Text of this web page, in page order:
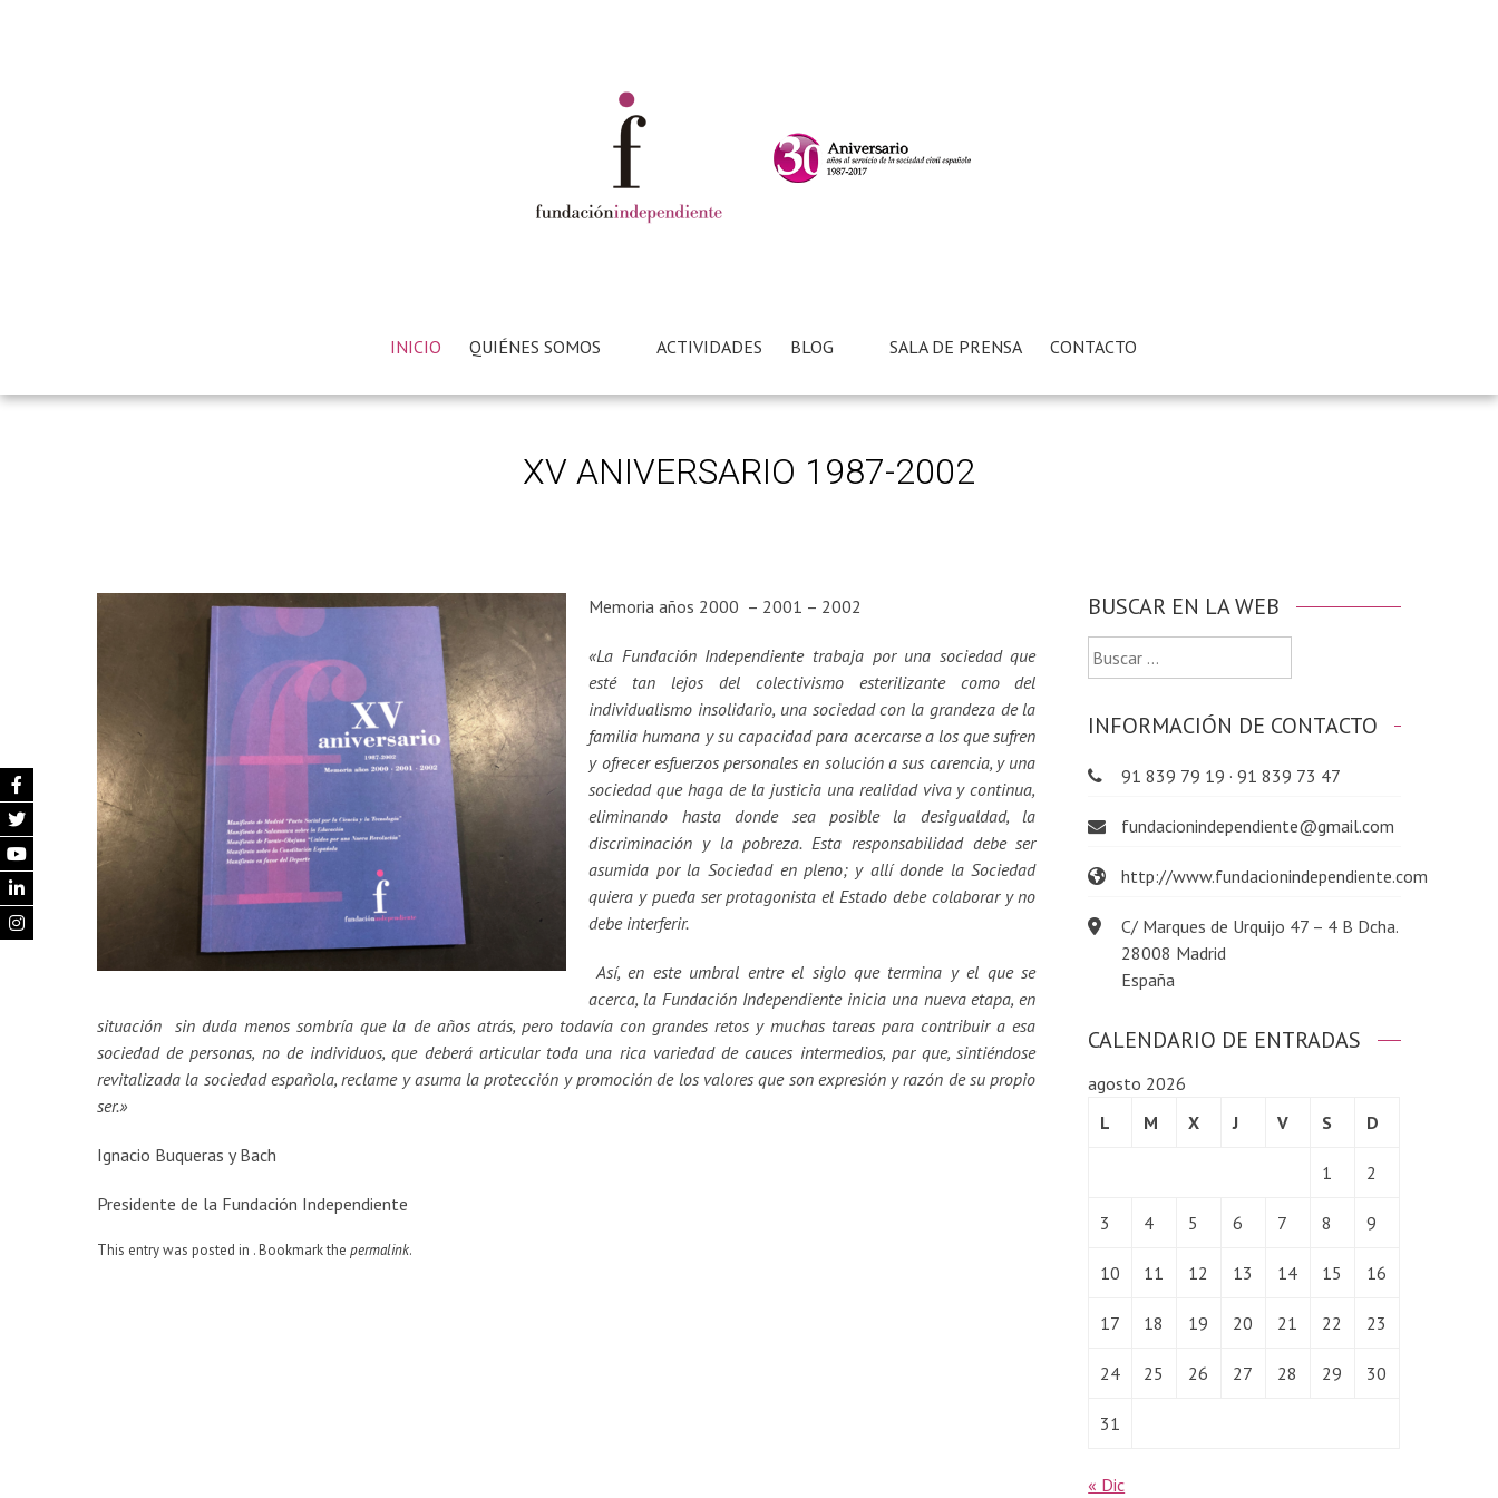
INICIO QUIÉNES SOMOS ACTIVIDADES BLOG SALA DE PRENSA CONTACTO
XV ANIVERSARIO 1987-2002
Memoria años 2000 – 2001 – 2002
«La Fundación Independiente trabaja por una sociedad que
esté tan lejos del colectivismo esterilizante como del
individualismo insolidario, una sociedad con la grandeza de la
familia humana y su capacidad para acercarse a los que sufren
y ofrecer esfuerzos personales en solución a sus carencia, y una
sociedad que haga de la justicia una realidad viva y continua,
eliminando hasta donde sea posible la desigualdad, la
discriminación y la pobreza. Esta responsabilidad debe ser
asumida por la Sociedad en pleno; y allí donde la Sociedad
quiera y pueda ser protagonista el Estado debe colaborar y no
debe interferir.
Así, en este umbral entre el siglo que termina y el que se
acerca, la Fundación Independiente inicia una nueva etapa, en
situación sin duda menos sombría que la de años atrás, pero todavía con grandes retos y muchas tareas para contribuir a esa
sociedad de personas, no de individuos, que deberá articular toda una rica variedad de cauces intermedios, par que, sintiéndose
revitalizada la sociedad española, reclame y asuma la protección y promoción de los valores que son expresión y razón de su propio
ser.»
Ignacio Buqueras y Bach
Presidente de la Fundación Independiente
This entry was posted in . Bookmark the permalink.
BUSCAR EN LA WEB
Buscar:
INFORMACIÓN DE CONTACTO
91 839 79 19 · 91 839 73 47
fundacionindependiente@gmail.com
http://www.fundacionindependiente.com
C/ Marques de Urquijo 47 – 4 B Dcha.
28008 Madrid
España
CALENDARIO DE ENTRADAS
agosto 2026
L
M X J V S D
1 2
3 4 5 6 7 8 9
10 11 12 13 14 15 16
17 18 19 20 21 22 23
24 25 26 27 28 29 30
31
« Dic